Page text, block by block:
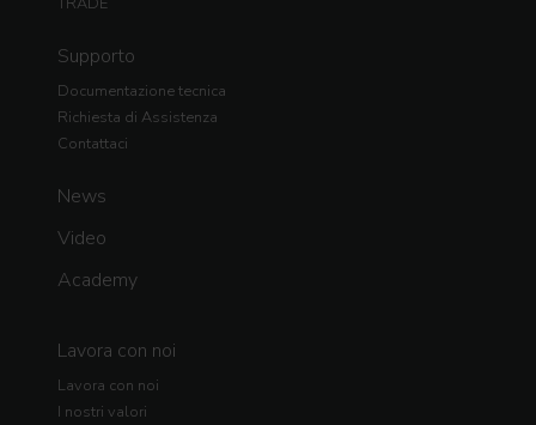
Supporto
Documentazione tecnica
Richiesta di Assistenza
Contattaci
News
Video
Academy
Lavora con noi
Lavora con noi
I nostri valori